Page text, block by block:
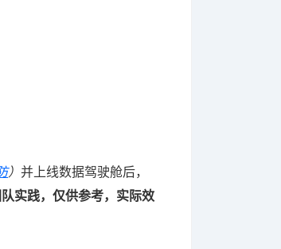
） 并上线数据驾驶舱后，
实践，仅供参考，实际效